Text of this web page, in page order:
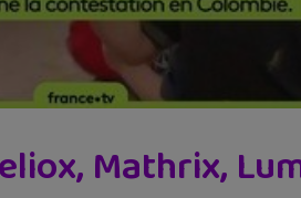
Mathrix,